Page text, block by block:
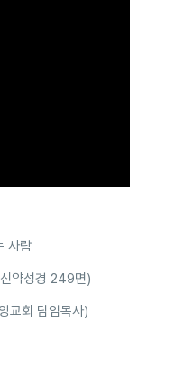
사람
약성경 249면)
교회 담임목사)